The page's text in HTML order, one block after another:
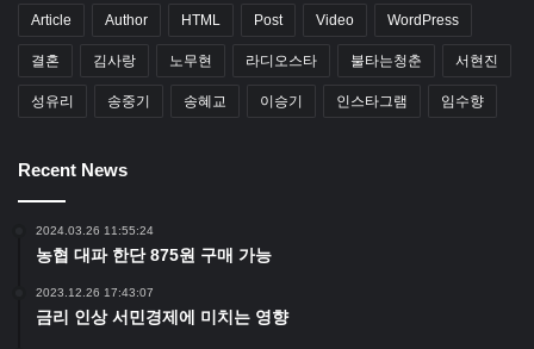
Article Author HTML Post Video WordPress
결혼 김사랑 노무현 라디오스타 불타는청춘 서현진
성유리 송중기 송혜교 이승기 인스타그램 임수향
Recent News
2024.03.26 11:55:24
농협 대파 한단 875원 구매 가능
2023.12.26 17:43:07
금리 인상 서민경제에 미치는 영향